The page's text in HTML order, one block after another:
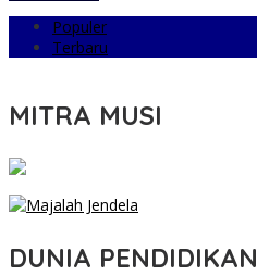
Populer
Terbaru
MITRA MUSI
DUNIA PENDIDIKAN